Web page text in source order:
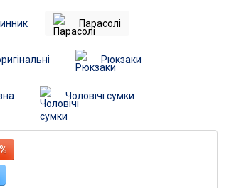
Парасолі
Рюкзаки
Чоловічі сумки